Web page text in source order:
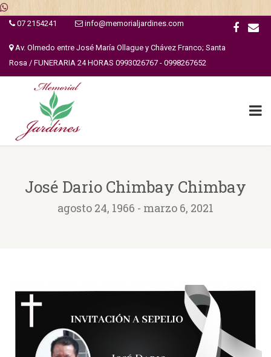
07 2154241 info@memorialjardines.com
Av. Olmedo entre José María Ollague y Chávez Franco; Santa
Rosa / FUNERARIA 24 HORAS 0993026767 - 0998267652
José Dario Chimbay Chimbay
agosto 24, 1966 - marzo 6, 2021